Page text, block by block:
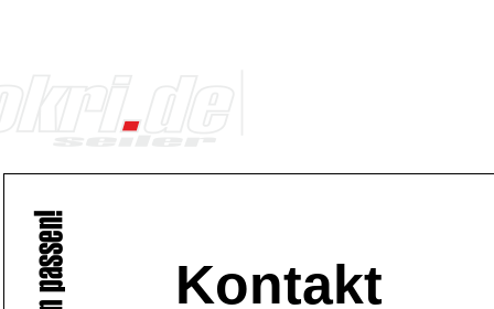
Kontakt